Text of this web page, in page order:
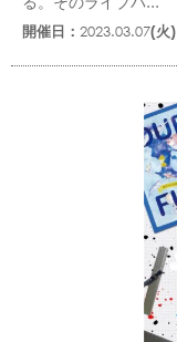
開催日： 2023.03.07(火)